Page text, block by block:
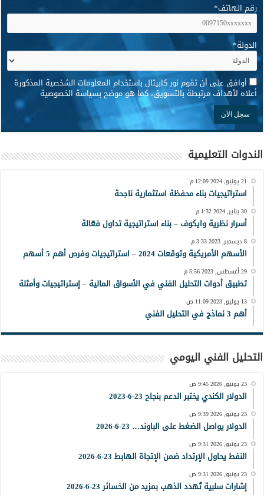
رقم الهاتف*
الدولة*
* أوافق على أن تقوم نور كابيتال باستخدام المعلومات الشخصية المذكورة
أعلاه لأهداف مرتبطة بالتسويق، كما هو موضح بسياسة الخصوصية
الندوات التعليمية
21 يونيو, 2024 12:09 م
استراتيجيات بناء محفظة استثمارية ناجحة
30 يناير, 2024 1:32 م
أسرار نظرية وايكوف – بناء استراتيجية تداول فعّالة
8 ديسمبر, 2023 3:33 م
الأسهم الأمريكية وتوقعات 2024 – استراتيجيات وفرص أهم 5 أسهم
29 أغسطس, 2023 5:56 م
تطبيق أدوات التحليل الفني في الأسواق المالية – إستراتيجيات وأمثلة
13 يوليو, 2023 11:09 ص
أهم 3 نماذج في التحليل الفني
التحليل الفني اليومي
23 يونيو, 2026 9:45 ص
الدولار الكندي يختبر الدعم بنجاح 23-6-2023
23 يونيو, 2026 9:39 ص
الدولار يواصل الضغط على الباوند… 23-6-2026
23 يونيو, 2026 9:31 ص
النفط يحاول الإرتداد ضمن الإتجاة الهابط 23-6-2026
23 يونيو, 2026 9:31 ص
إشارات سلبية تُهدد الذهب بمزيد من الخسائر 23-6-2026